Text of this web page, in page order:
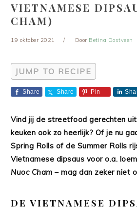
VIETNAMESE
CHAM)
19 oktober 2021 Door Betina Oostveen
JUMP TO RECIPE
Share Share Pin
Vind jij de streetfood gerechten
keuken ook zo heerlijk? Of je nu
Spring Rolls of de Summer Rolls
Vietnamese dipsaus voor o.a.
Nuoc Cham – mag dan zeker niet
DE VIETNAMESE